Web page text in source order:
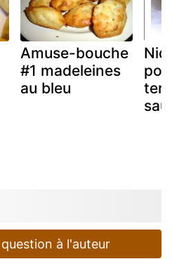
Amuse-bouche
#1 madeleines
au bleu
à l'auteur